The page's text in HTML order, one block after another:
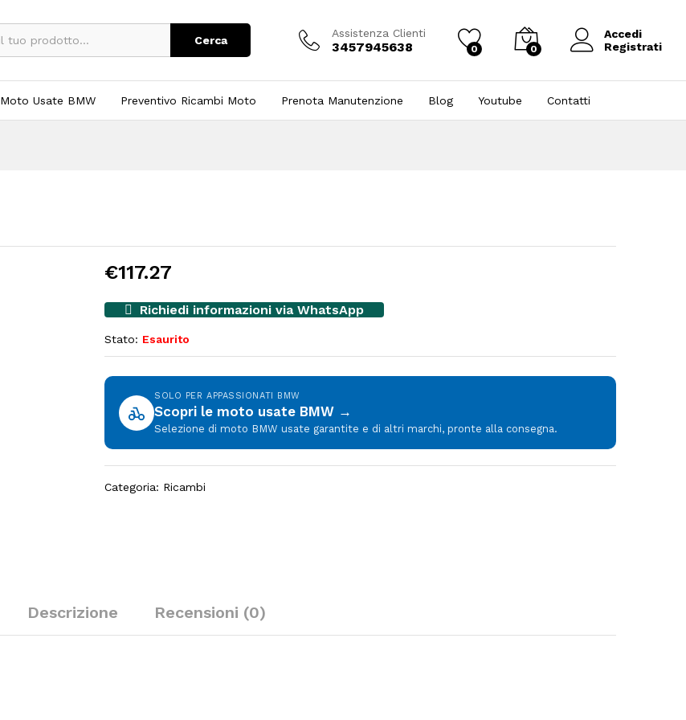
Cerca
Assistenza Clienti
3457945638 0 0
Accedi
Registrati
Moto Usate BMW Preventivo Ricambi Moto Prenota Manutenzione Blog Youtube Contatti
€117.27
Richiedi informazioni via WhatsApp
Stato: Esaurito
SOLO PER APPASSIONATI BMW
Scopri le moto usate BMW →
Selezione di moto BMW usate garantite e di altri marchi, pronte alla consegna.
Categoria: Ricambi
Descrizione Recensioni (0)